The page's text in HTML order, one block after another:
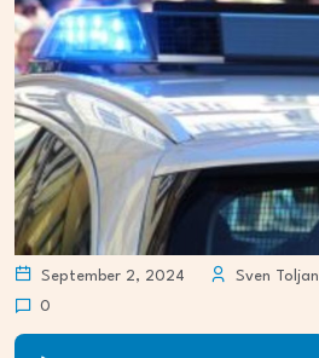
September 2, 2024 Sven Toljan
0
Audio